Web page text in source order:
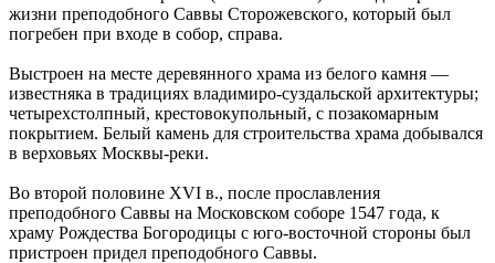
жизни преподобного Саввы Сторожевского, который был
погребен при входе в собор, справа.
Выстроен на месте деревянного храма из белого камня —
известняка в традициях владимиро-суздальской архитектуры;
четырехстолпный, крестовокупольный, с позакомарным
покрытием. Белый камень для строительства храма добывался
в верховьях Москвы-реки.
Во второй половине XVI в., после прославления
преподобного Саввы на Московском соборе 1547 года, к
храму Рождества Богородицы с юго-восточной стороны был
пристроен придел преподобного Саввы.